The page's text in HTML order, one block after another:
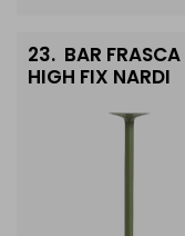
23. BAR FRASCA
HIGH FIX NARDI